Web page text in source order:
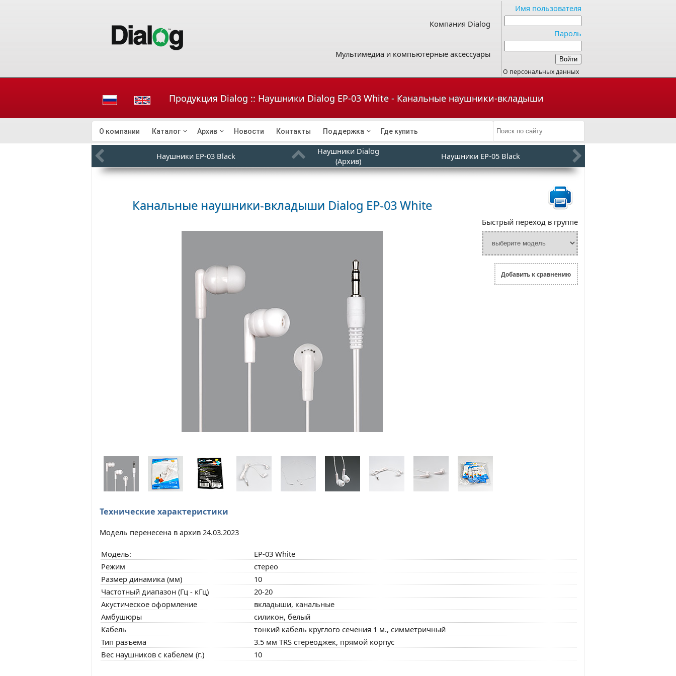
Компания Dialog
Мультимедиа и компьютерные аксессуары
Имя пользователя
Пароль
О персональных данных
Продукция Dialog :: Наушники Dialog EP-03 White - Канальные наушники-вкладыши
О компании Каталог Архив Новости Контакты Поддержка Где купить
Наушники EP-03 Black
Наушники Dialog
(Архив)
Наушники EP-05 Black
Канальные наушники-вкладыши Dialog EP-03 White
Быстрый переход в группе
Добавить к сравнению
Технические характеристики
Модель перенесена в архив 24.03.2023
Модель:
EP-03 White
Режим
стерео
Размер динамика (мм)
10
Частотный диапазон (Гц - кГц)
20-20
Акустическое оформление
вкладыши, канальные
Амбушюры
силикон, белый
Кабель
тонкий кабель круглого сечения 1 м., симметричный
Тип разъема
3.5 мм TRS стереоджек, прямой корпус
Вес наушников с кабелем (г.)
10